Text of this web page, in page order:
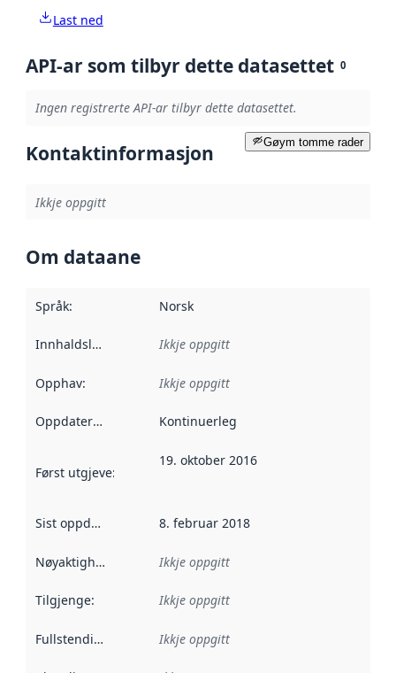
Last ned
API-ar som tilbyr dette datasettet 0
Ingen registrerte API-ar tilbyr dette datasettet.
Gøym tomme rader
Kontaktinformasjon
Ikkje oppgitt
Om dataane
Språk: Norsk
Innhaldsleverandørar :
Ikkje oppgitt
Opphav: Ikkje oppgitt
Oppdateringsfrekvens :
Kontinuerleg
Først utgjeve:
19. oktober 2016
Sist oppdatert 8. februar 2018
Nøyaktigheit Ikkje oppgitt
Tilgjenge: Ikkje oppgitt
Fullstendigheit Ikkje oppgitt